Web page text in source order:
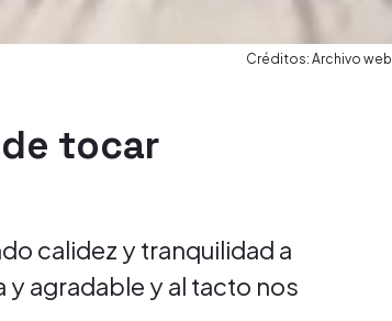
Créditos: Archivo web
tocar
calidez y tranquilidad a
agradable y al tacto nos